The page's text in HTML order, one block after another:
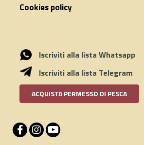
Cookies policy
Iscriviti alla lista Whatsapp
Iscriviti alla lista Telegram
ACQUISTA PERMESSO DI PESCA